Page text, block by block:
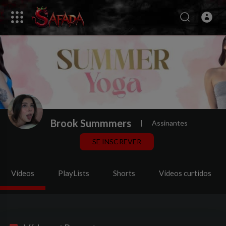
Brook Summmers | Assinantes
SE INSCREVER
Vídeos PlayLists Shorts Vídeos curtidos